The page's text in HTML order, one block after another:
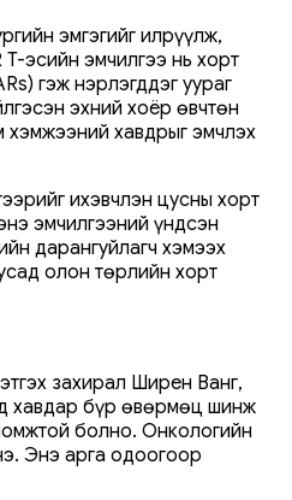
эмгэгийг илрүүлж,
эсийн эмчилгээ нь хорт
гэж нэрлэгддэг уураг
эхний хоёр өвчтөн
хэмжээний хавдрыг эмчлэх
ихэвчлэн цусны хорт
эмчилгээний үндсэн
дарангуйлагч хэмээх
олон төрлийн хорт
захирал Ширен Ванг,
хавдар бүр өвөрмөц шинж
болно. Онкологийн
Энэ арга одоогоор